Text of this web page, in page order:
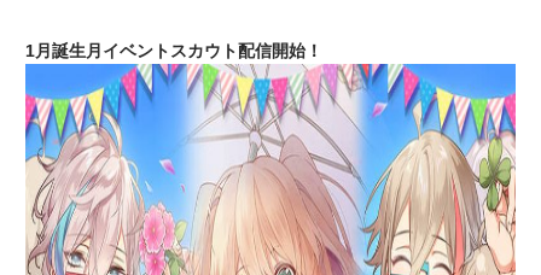
アプリゲーム
イベント・キャンペーン
ミュージック
グッズ・本
ギャラリー
ユニット&キャラクター
アプリゲーム
イベント・キャンペーン
ミュージック
グッズ・本
1月誕生月イベントスカウト配信開始！